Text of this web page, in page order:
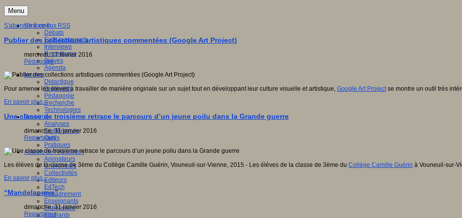
Menu
S'informer
Débats
Faits marquants
Interviews
Reportages
Brèves
Agenda
Innover
Didactique
Dispositifs
Pédagogie
Recherche
Technologies
Savoir(s)
Analyses
Conférences
Outils
Pratiques
Acteurs de l'éducation
Animateurs
Chercheurs
Collectivités
Editeurs
EdTech
Encadrement
Enseignants
Entreprises
Etudiants
S'abonner à ce flux RSS
Publier des collections artistiques commentées (Google Art Project)
mercredi, 17 février 2016
Pédagogie
Pour amener les élèves à travailler de manière originale sur un sujet tout en développant leur culture visuelle et artistique, Google Art Projectse montre un outil très
En savoir plus...
Une classe de troisième retrace le parcours d’un jeune poilu dans la Grande guerre
dimanche, 31 janvier 2016
Reportages
Les élèves de la classe de 3ème du Collège Camille Guérin, Vouneuil-sur-Vienne, 2015 - Les élèves de la classe de 3ème du Collège Camille Guérin à Vouneuil-sur-
En savoir plus...
“Mandelanews”
dimanche, 31 janvier 2016
Reportages